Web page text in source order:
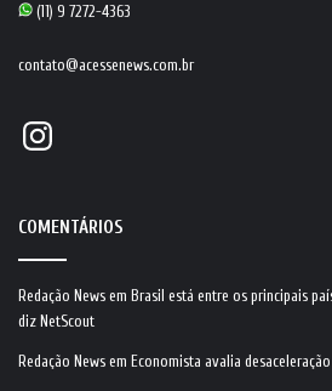
(11) 9 7272-4363
contato@acessenews.com.br
Instagram
COMENTÁRIOS
Redação News em Brasil está entre os principais
diz NetScout
Redação News em Economista avalia